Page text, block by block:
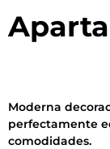
Moderna
perfectamente
comodidades.